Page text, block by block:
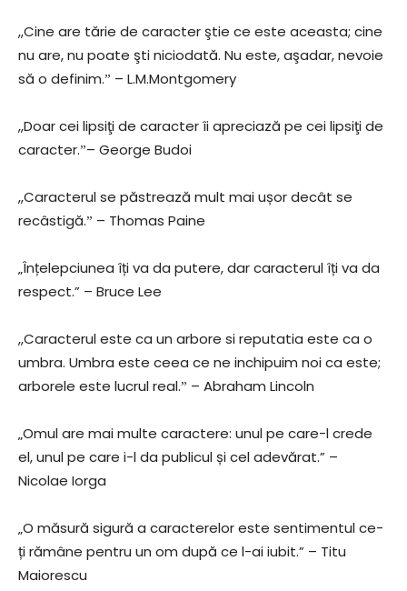
,,Cine are tărie de caracter ştie ce este aceasta; cine
nu are, nu poate şti niciodată. Nu este, aşadar, nevoie
să o definim.ˮ – L.M.Montgomery
,,Doar cei lipsiţi de caracter îi apreciază pe cei lipsiţi de
caracter.ˮ– George Budoi
,,Caracterul se păstrează mult mai ușor decât se
recâstigă.ˮ – Thomas Paine
„Înțelepciunea îți va da putere, dar caracterul îți va da
respect.” – Bruce Lee
,,Caracterul este ca un arbore si reputatia este ca o
umbra. Umbra este ceea ce ne inchipuim noi ca este;
arborele este lucrul real.ˮ – Abraham Lincoln
„Omul are mai multe caractere: unul pe care-l crede
el, unul pe care i-l da publicul și cel adevărat.” –
Nicolae Iorga
„O măsură sigură a caracterelor este sentimentul ce-
ți rămâne pentru un om după ce l-ai iubit.” – Titu
Maiorescu